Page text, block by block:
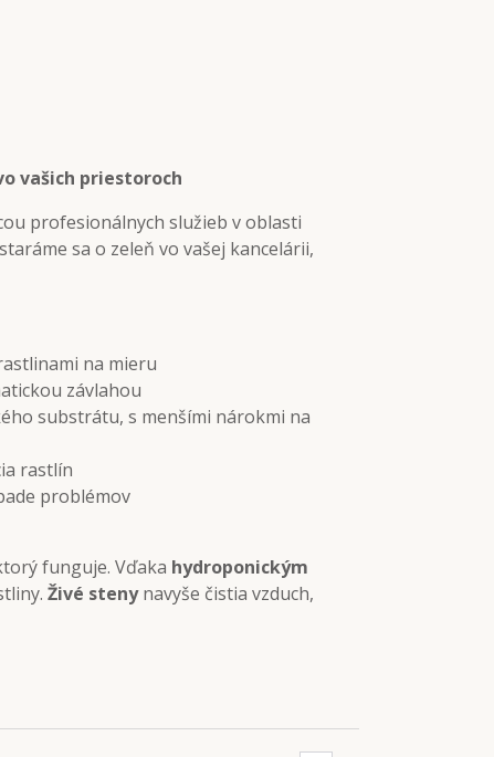
vašich priestoroch
profesionálnych služieb v oblasti
sa o zeleň vo vašej kancelárii,
na mieru
závlahou
substrátu, s menšími nárokmi na
rastlín
problémov
funguje. Vďaka hydroponickým
Živé stenynavyše čistia vzduch,